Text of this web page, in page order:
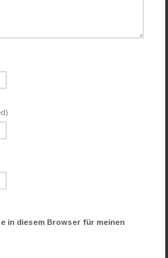
in diesem Browser für meinen